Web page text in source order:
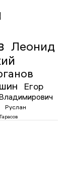
Леонид
Егор
Руслан